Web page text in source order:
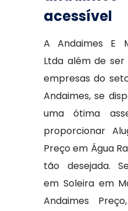
acessível
A Andaimes E
Ltda além de
empresas do
Andaimes, se
uma ótima
proporcionar
Preço em Água
tão desejada.
em Soleira em
Andaimes